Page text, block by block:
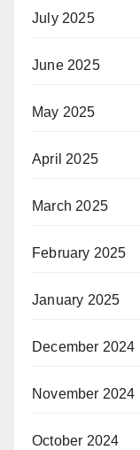
July 2025
June 2025
May 2025
April 2025
March 2025
February 2025
January 2025
December 2024
November 2024
October 2024